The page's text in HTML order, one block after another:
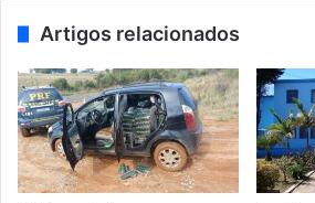
Artigos relacionados